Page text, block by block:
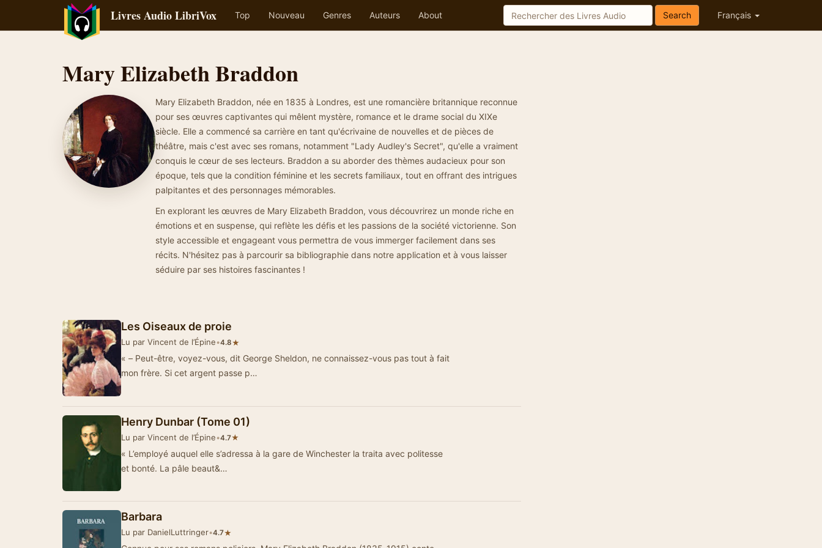
Livres Audio LibriVox Top Nouveau Genres Auteurs About Français
Search
Mary Elizabeth Braddon
Mary Elizabeth Braddon, née en 1835 à Londres, est une romancière britannique reconnue
pour ses œuvres captivantes qui mêlent mystère, romance et le drame social du XIXe
siècle. Elle a commencé sa carrière en tant qu'écrivaine de nouvelles et de pièces de
théâtre, mais c'est avec ses romans, notamment "Lady Audley's Secret", qu'elle a vraiment
conquis le cœur de ses lecteurs. Braddon a su aborder des thèmes audacieux pour son
époque, tels que la condition féminine et les secrets familiaux, tout en offrant des intrigues
palpitantes et des personnages mémorables.
En explorant les œuvres de Mary Elizabeth Braddon, vous découvrirez un monde riche en
émotions et en suspense, qui reflète les défis et les passions de la société victorienne. Son
style accessible et engageant vous permettra de vous immerger facilement dans ses
récits. N'hésitez pas à parcourir sa bibliographie dans notre application et à vous laisser
séduire par ses histoires fascinantes !
Les Oiseaux de proie
Lu par Vincent de l’Épine•4.8★
« – Peut-être, voyez-vous, dit George Sheldon, ne connaissez-vous pas tout à fait
mon frère. Si cet argent passe p…
Henry Dunbar (Tome 01)
Lu par Vincent de l’Épine•4.7★
« L’employé auquel elle s’adressa à la gare de Winchester la traita avec politesse
et bonté. La pâle beaut&…
Barbara
Lu par DanielLuttringer•4.7★